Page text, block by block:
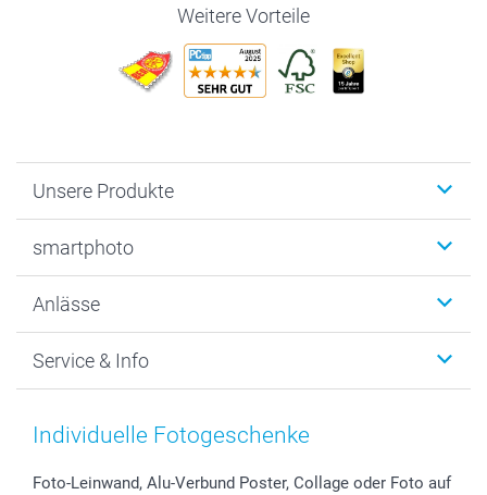
Weitere Vorteile
Unsere Produkte
Fotogeschenke
MyNameBook
Fotoabzüge, Fotos als Buch & Poster
Zubehör & Material
Foto-Kalender & Agenden
Sticker & Etiketten
smartphoto
Warum smartphoto
Datenschutz
AGB
Presse
Anlässe
Neujahr
Muttertag
Kommunion & Konfirmation
Service & Info
Preise und Versandkosten
48h Lieferung
Individuelle Fotogeschenke
Foto-Leinwand, Alu-Verbund Poster, Collage oder Foto auf